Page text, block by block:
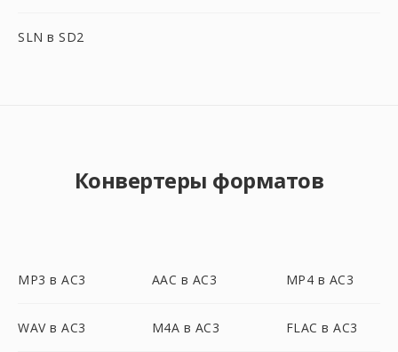
SLN в SD2
Конвертеры форматов
MP3 в AC3 AAC в AC3 MP4 в AC3
WAV в AC3 M4A в AC3 FLAC в AC3